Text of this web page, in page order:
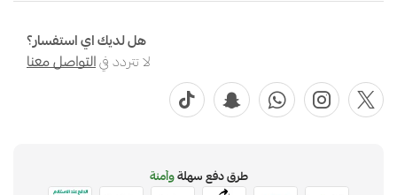
هل لديك اي استفسار؟
لا تتردد فيالتواصل معنا
طرق دفع سهلةوآمنة